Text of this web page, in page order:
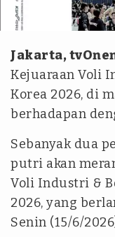
Jakarta,
Kejuaraan Voli
Korea 2026, di
berhadapan
Sebanyak dua
putri akan
Voli Industri &
2026, yang
Senin (15/6/